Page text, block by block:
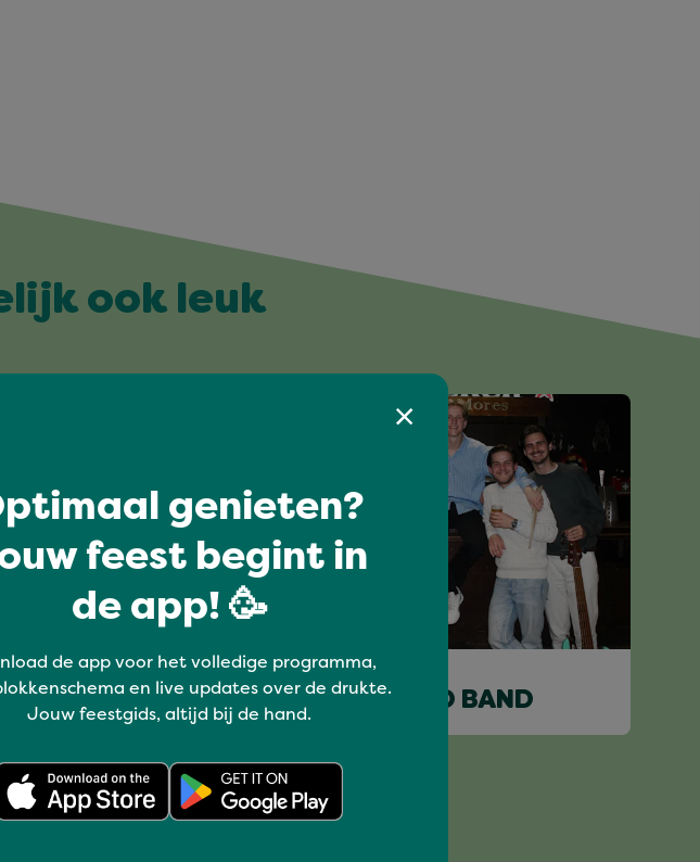
ook leuk
Hits van alle tijden
BETER DAT JE LID BAND
genieten?
feest begint in
de app! 🥳
de app voor het volledige programma,
en live updates over de drukte.
Jouw feestgids, altijd bij de hand.